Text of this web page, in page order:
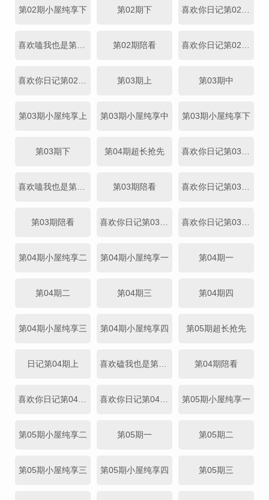
第02期小屋纯享下 第02期下
第02期陪看
第03期上 第03期中
第03期小屋纯享上 第03期小屋纯享中 第03期小屋纯享下
第03期下 第04期超长抢先
第03期陪看
第03期陪看
第04期小屋纯享二 第04期小屋纯享一 第04期一
第04期二 第04期三 第04期四
第04期小屋纯享三 第04期小屋纯享四 第05期超长抢先
日记第04期上 喜欢磕我也是第04期 第04期陪看
喜欢你日记第04期下 第05期小屋纯享一
第05期小屋纯享二 第05期一 第05期二
第05期小屋纯享三 第05期小屋纯享四 第05期三